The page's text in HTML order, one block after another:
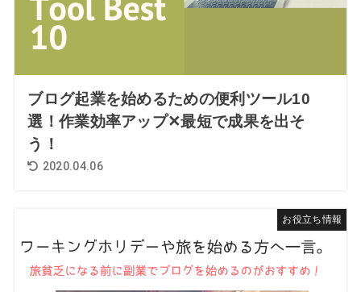
ブログ起業を始めるための便利ツール10
選！作業効率アップ✕最短で成果を出そ
う！
2020.04.06
お役立ち情報